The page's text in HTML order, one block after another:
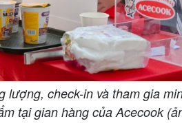
check-in và tham gia
tại gian hàng của Acecook